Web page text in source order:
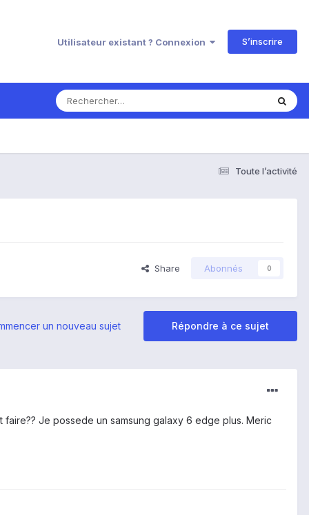
Utilisateur existant ? Connexion S’inscrire
Toute l’activité
Share Abonnés 0
Répondre à ce sujet
un nouveau sujet
Je possede un samsung galaxy 6 edge plus. Meric